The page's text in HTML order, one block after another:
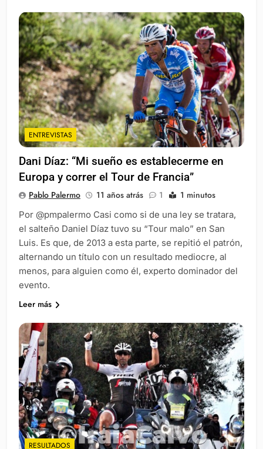
ENTREVISTAS
Dani Díaz: “Mi sueño es establecerme en
Europa y correr el Tour de Francia”
Pablo Palermo 11 años atrás 1 1 minutos
Por @pmpalermo Casi como si de una ley se tratara,
el salteño Daniel Díaz tuvo su “Tour malo” en San
Luis. Es que, de 2013 a esta parte, se repitió el patrón,
alternando un título con un resultado mediocre, al
menos, para alguien como él, experto dominador del
evento.
Leer más
RESULTADOS